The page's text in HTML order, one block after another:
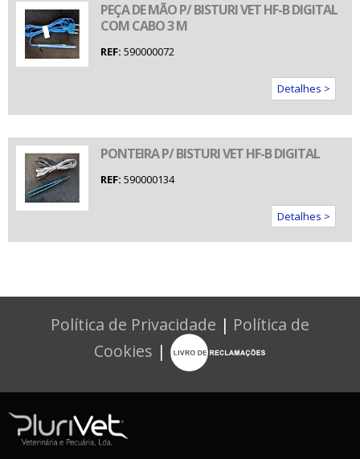
PEÇA DE MÃO P/ BISTURI VET HF-B DIGITAL
COM CABO 3 M
REF: 590000072
Detalhes >
PONTEIRA P/ BISTURI VET HF-B DIGITAL
REF: 590000134
Detalhes >
Política de Privacidade | Política de
Cookies |